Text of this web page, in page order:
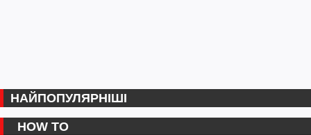
НАЙПОПУЛЯРНІШІ
HOW TO